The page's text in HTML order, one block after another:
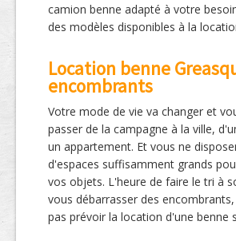
camion benne adapté à votre
des modèles disponibles à la
Location benne
encombrants
Votre mode de vie va changer et
passer de la campagne à la ville,
un appartement. Et vous ne
d'espaces suffisamment grands
vos objets. L'heure de faire le tri à
vous débarrasser des
pas prévoir la location d'une benne